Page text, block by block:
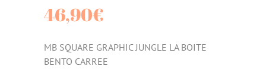
46,90€
MB SQUARE GRAPHIC JUNGLE LA BOITE
BENTO CARREE